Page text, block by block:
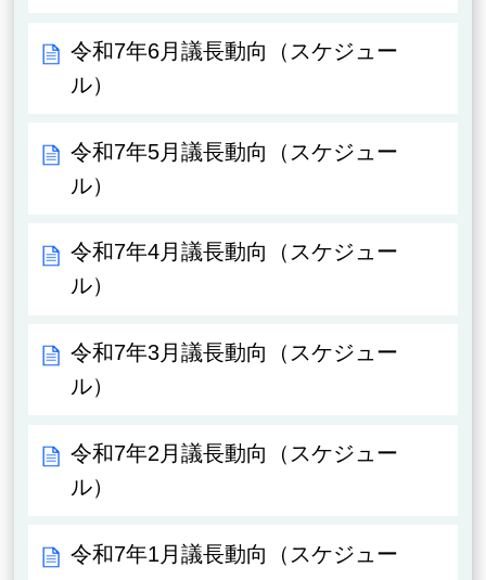
令和7年6月議長動向（スケジュー
ル）
令和7年5月議長動向（スケジュー
ル）
令和7年4月議長動向（スケジュー
ル）
令和7年3月議長動向（スケジュー
ル）
令和7年2月議長動向（スケジュー
ル）
令和7年1月議長動向（スケジュー